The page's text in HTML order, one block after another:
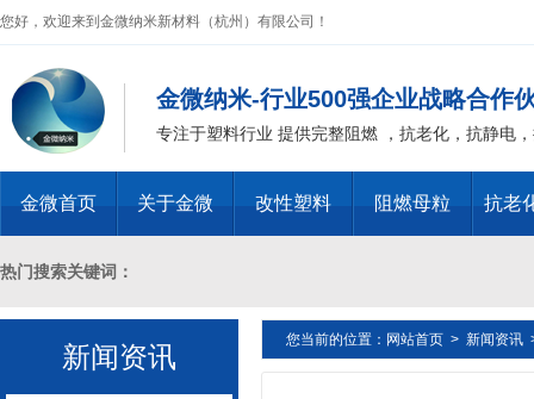
您好，欢迎来到金微纳米新材料（杭州）有限公司！
金微纳米-行业500强企业战略合作
专注于塑料行业 提供完整阻燃 ，抗老化，抗静电
金微首页 关于金微 改性塑料 阻燃母粒 抗老
热门搜索关键词：
十溴二苯乙烷母粒，三氧化二锑母粒，三氧化二锑替代物 PVC 无卤
新闻资讯
浙江省创新型企业稳定
金微纳米新材料 杭州）公司营
您当前的位置： 网站首页 > 新闻资讯